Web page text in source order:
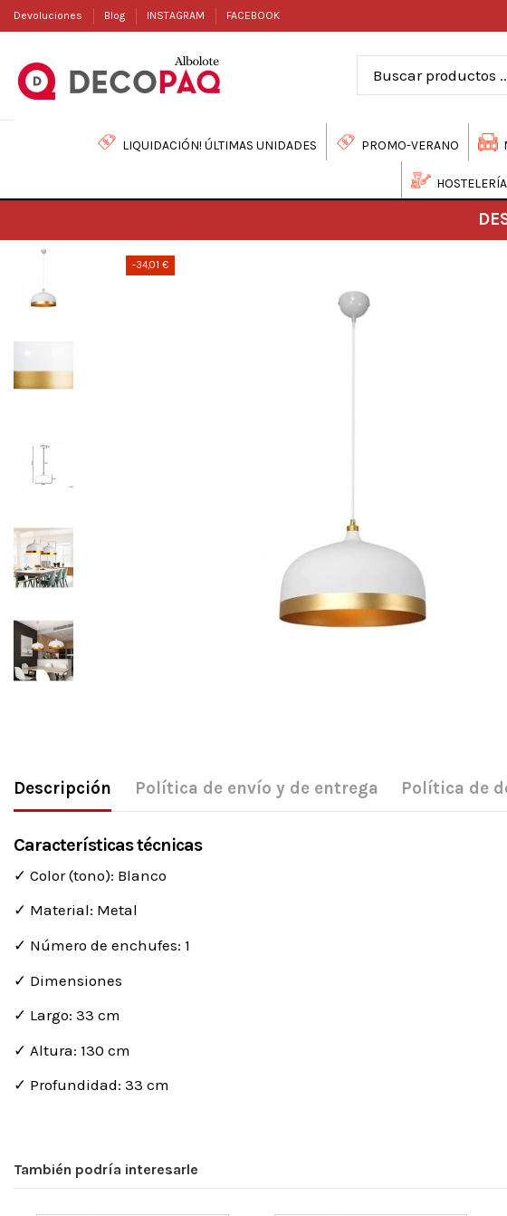
Devoluciones Blog INSTAGRAM FACEBOOK
LIQUIDACIÓN! ÚLTIMAS UNIDADES PROMO-VERANO
-34,01 €
Descripción Política de envío y de entrega Política de
Características técnicas
✓ Color (tono): Blanco
✓ Material: Metal
✓ Número de enchufes: 1
✓ Dimensiones
✓ Largo: 33 cm
✓ Altura: 130 cm
✓ Profundidad: 33 cm
También podría interesarle